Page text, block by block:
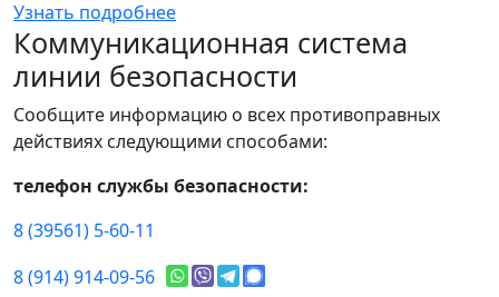
Узнать подробнее
Коммуникационная система
линии безопасности
Сообщите информацию о всех противоправных
действиях следующими способами:
телефон службы безопасности:
8 (39561) 5-60-11
8 (914) 914-09-56